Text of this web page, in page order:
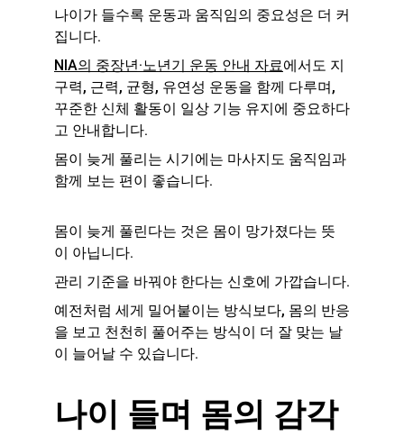
나이가 들수록 운동과 움직임의 중요성은 더 커
집니다.
NIA의 중장년·노년기 운동 안내 자료에서도 지
구력, 근력, 균형, 유연성 운동을 함께 다루며,
꾸준한 신체 활동이 일상 기능 유지에 중요하다
고 안내합니다.
몸이 늦게 풀리는 시기에는 마사지도 움직임과
함께 보는 편이 좋습니다.
몸이 늦게 풀린다는 것은 몸이 망가졌다는 뜻
이 아닙니다.
관리 기준을 바꿔야 한다는 신호에 가깝습니다.
예전처럼 세게 밀어붙이는 방식보다, 몸의 반응
을 보고 천천히 풀어주는 방식이 더 잘 맞는 날
이 늘어날 수 있습니다.
나이 들며 몸의 감각